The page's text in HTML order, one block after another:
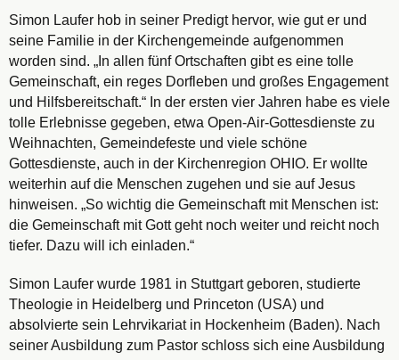
Simon Laufer hob in seiner Predigt hervor, wie gut er und
seine Familie in der Kirchengemeinde aufgenommen
worden sind. „In allen fünf Ortschaften gibt es eine tolle
Gemeinschaft, ein reges Dorfleben und großes Engagement
und Hilfsbereitschaft.“ In der ersten vier Jahren habe es viele
tolle Erlebnisse gegeben, etwa Open-Air-Gottesdienste zu
Weihnachten, Gemeindefeste und viele schöne
Gottesdienste, auch in der Kirchenregion OHIO. Er wollte
weiterhin auf die Menschen zugehen und sie auf Jesus
hinweisen. „So wichtig die Gemeinschaft mit Menschen ist:
die Gemeinschaft mit Gott geht noch weiter und reicht noch
tiefer. Dazu will ich einladen.“
Simon Laufer wurde 1981 in Stuttgart geboren, studierte
Theologie in Heidelberg und Princeton (USA) und
absolvierte sein Lehrvikariat in Hockenheim (Baden). Nach
seiner Ausbildung zum Pastor schloss sich eine Ausbildung